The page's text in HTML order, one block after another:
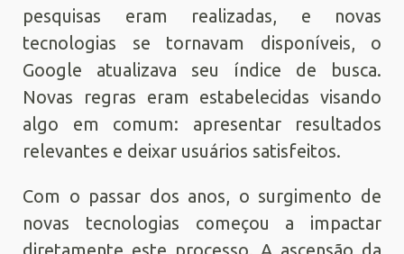
pesquisas eram realizadas, e novas
tecnologias se tornavam disponíveis, o
Google atualizava seu índice de busca.
Novas regras eram estabelecidas visando
algo em comum: apresentar resultados
relevantes e deixar usuários satisfeitos.
Com o passar dos anos, o surgimento de
novas tecnologias começou a impactar